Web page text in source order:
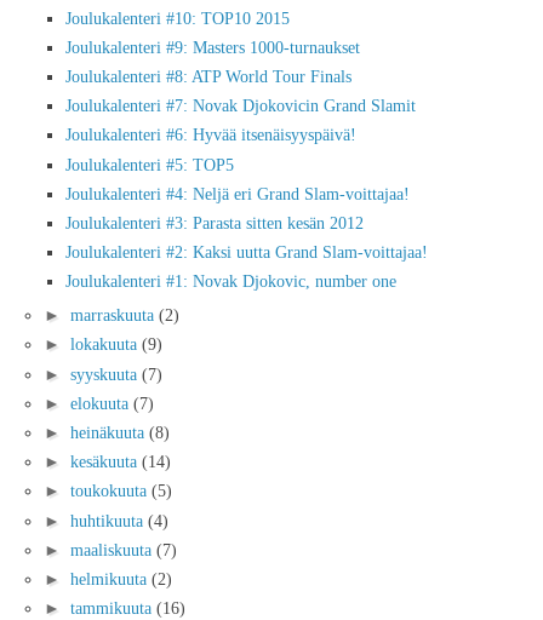
Joulukalenteri #10: TOP10 2015
Joulukalenteri #9: Masters 1000-turnaukset
Joulukalenteri #8: ATP World Tour Finals
Joulukalenteri #7: Novak Djokovicin Grand Slamit
Joulukalenteri #6: Hyvää itsenäisyyspäivä!
Joulukalenteri #5: TOP5
Joulukalenteri #4: Neljä eri Grand Slam-voittajaa!
Joulukalenteri #3: Parasta sitten kesän 2012
Joulukalenteri #2: Kaksi uutta Grand Slam-voittajaa!
Joulukalenteri #1: Novak Djokovic, number one
► marraskuuta (2)
► lokakuuta (9)
► syyskuuta (7)
► elokuuta (7)
► heinäkuuta (8)
► kesäkuuta (14)
► toukokuuta (5)
► huhtikuuta (4)
► maaliskuuta (7)
► helmikuuta (2)
► tammikuuta (16)